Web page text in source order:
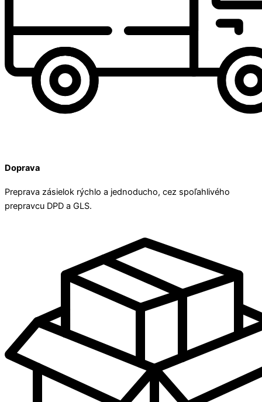
Doprava
Preprava zásielok rýchlo a jednoducho, cez spoľahlivého
prepravcu DPD a GLS.